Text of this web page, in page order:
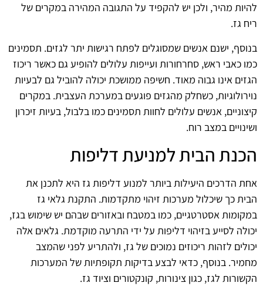
להיות מהיר, ולכן יש להקפיד על התגובה המהירה במקרים של
ריח גז.
בנוסף, ישנם אנשים שמסוגלים לפתח רגישות יתר לגזים. תסמינים
כמו כאבי ראש, סחרחורות ועייפות עלולים להופיע גם כאשר ריכוז
הגזים אינו גבוה מאוד. חשיפה ממושכת יכולה להוביל גם לבעיות
נוירולוגיות, כשחלק מהגזים פוגעים במערכת העצבית. במקרים
קיצוניים, אנשים עלולים לחוות תסמינים כמו בלבול, בעיות זיכרון
ושינויים במצב רוח.
הכנת הבית למניעת דליפות
אחת הדרכים היעילות ביותר למנוע דליפות גז היא לתכנן את
הבית כך שיכלול מערכות זיהוי מתקדמות. התקנת גלאי גז
במקומות אסטרטגיים, כמו במטבח ובאזורים שבהם יש שימוש בגז,
יכולה לסייע בזיהוי דליפות על ידי התרעה מוקדמת. גלאים אלה
יכולים לזהות ריכוזים נמוכים של גז, ולהתריע לפני שהמצב
מחמיר. בנוסף, כדאי לבצע בדיקות תקופתיות של המערכות
הקשורות לגז, כגון צינורות, קונקטורים וציוד גז.